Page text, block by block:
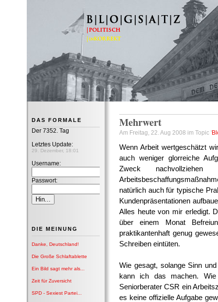
DAS FORMALE
Der 7352. Tag
Letztes Update:
29. Dezember, 18:01
Username:
Passwort:
DIE MEINUNG
Danke, Deutschland!
Die Große Schlaftablette
Ein Bild sagt mehr als...
Zeit für Zuversicht
SPD - Sexiest Partei...
Mehrwert
Am Freitag, 22. Aug 2008 im Topic '
Wenn Arbeit wertgeschätzt
auch weniger glorreiche
Zweck
natürlich auch für typische
Kundenpräsentationen
Alles heute von mir erledigt.
über einem Monat
praktikantenhaft genug
Schreiben eintüten.
Wie gesagt, solange Sinn
kann ich das machen.
Seniorberater CSR ein
es keine offizielle Aufgabe